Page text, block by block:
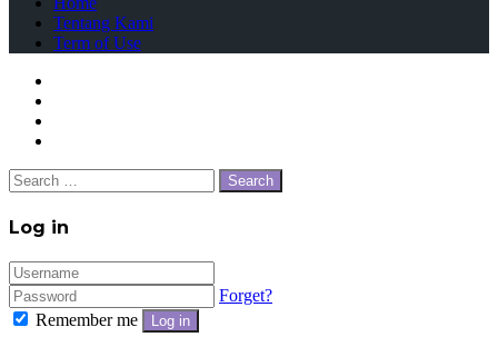
Tentang Kami
Term of Use
Facebook
Twitter
WhatsApp
Telegram
Close
Search
for:
Close
Log in
Forget?
Remember me
Log in